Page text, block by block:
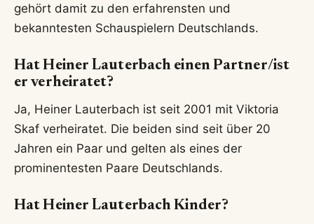
gehört damit zu den erfahrensten und
bekanntesten Schauspielern Deutschlands.
Hat Heiner Lauterbach einen Partner/ist
er verheiratet?
Ja, Heiner Lauterbach ist seit 2001 mit Viktoria
Skaf verheiratet. Die beiden sind seit über 20
Jahren ein Paar und gelten als eines der
prominentesten Paare Deutschlands.
Hat Heiner Lauterbach Kinder?